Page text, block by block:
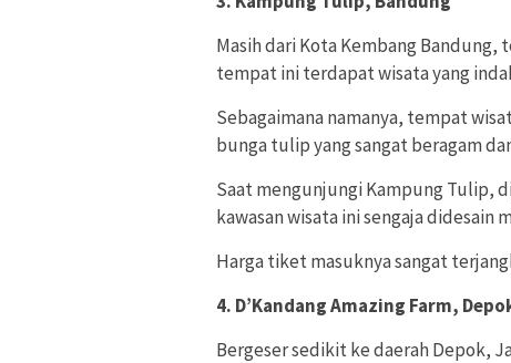
Masih dari Kota Kembang Bandung,
tempat ini terdapat wisata yang
Sebagaimana namanya, tempat
bunga tulip yang sangat beragam
Saat mengunjungi Kampung Tulip,
kawasan wisata ini sengaja didesain
Harga tiket masuknya sangat
4. D’Kandang Amazing Farm,
Bergeser sedikit ke daerah Depok,